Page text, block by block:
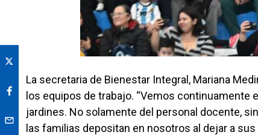
La secretaria de Bienestar Integral, Mariana
los equipos de trabajo. “Vemos continuamente
jardines. No solamente del personal docente,
las familias depositan en nosotros al dejar a